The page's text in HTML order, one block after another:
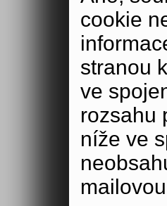
cookie
stranou
ve
rozsahu
níže ve